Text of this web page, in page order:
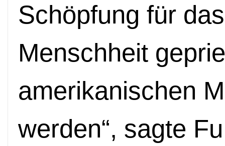
Schöpfung für
Menschheit
amerikanischen
werden“, sagte